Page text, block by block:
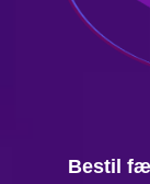
Bestil